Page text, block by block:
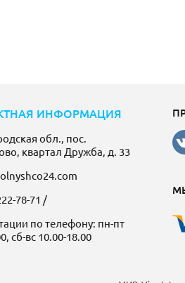
ИНФОРМАЦИЯ
обл., пос.
квартал Дружба, д. 33
78-71 /
по телефону: пн-пт
сб-вс 10.00-18.00